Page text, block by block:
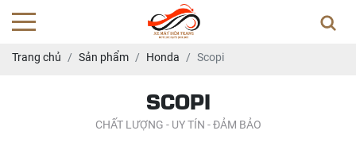
Trang chủ Sản phẩm Honda Scopi
SCOPI
CHẤT LƯỢNG - UY TÍN - ĐẢM BẢO